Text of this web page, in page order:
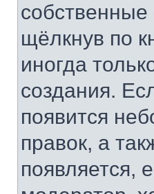
щёлкнув по
иногда
создания.
появится
правок, а
появляется,